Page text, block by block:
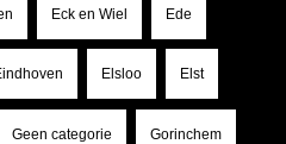
Eck en Wiel Ede
Elsloo Elst
Geen categorie Gorinchem